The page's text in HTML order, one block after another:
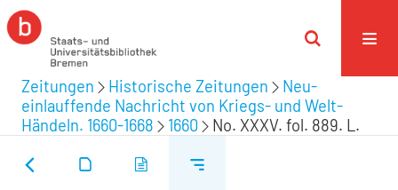
Zeitungen Historische Zeitungen
Neu-
einlauffende Nachricht von Kriegs- und Welt-
Händeln. 1660-1668
1660 No. XXXV. fol. 889. L.